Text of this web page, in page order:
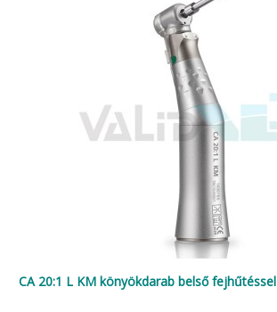
CA 20:1 L KM könyökdarab belső fejhűtéssel